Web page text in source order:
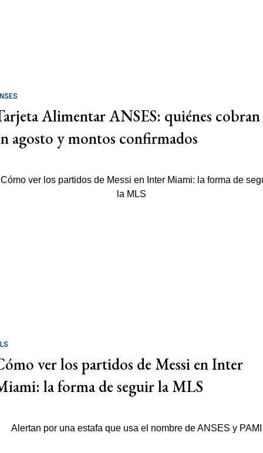
Alimentar ANSES: quiénes cobran
agosto y montos confirmados
ver los partidos de Messi en Inter
la forma de seguir la MLS